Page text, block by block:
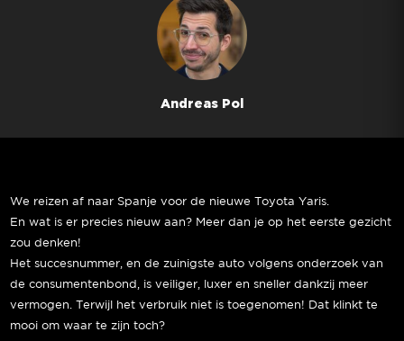
Andreas Pol
We reizen af naar Spanje voor de nieuwe Toyota Yaris.
En wat is er precies nieuw aan? Meer dan je op het eerste gezicht
zou denken!
Het succesnummer, en de zuinigste auto volgens onderzoek van
de consumentenbond, is veiliger, luxer en sneller dankzij meer
vermogen. Terwijl het verbruik niet is toegenomen! Dat klinkt te
mooi om waar te zijn toch?